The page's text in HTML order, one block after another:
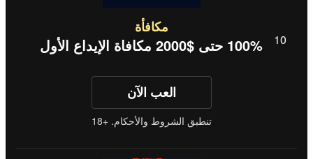
مكافأة
100% حتى $2000 مكافاة الإيداع الأول
العب الآن
تنطبق الشروط والأحكام. +18